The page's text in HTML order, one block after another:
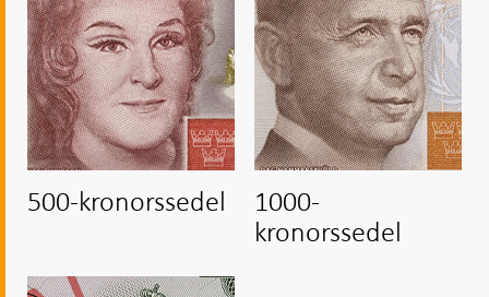
500-kronorssedel
1000-
kronorssedel